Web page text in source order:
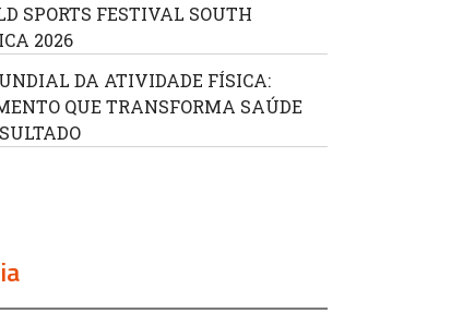
SPORTS FESTIVAL SOUTH
2026
DA ATIVIDADE FÍSICA:
QUE TRANSFORMA SAÚDE